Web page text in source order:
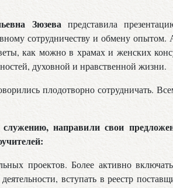
Зюзева представила
сотрудничеству и обмену
как можно в храмах и женских
духовной и нравственной жизни.
плодотворно сотрудничать.
направили свои
проектов. Более активно
вступать в реестр